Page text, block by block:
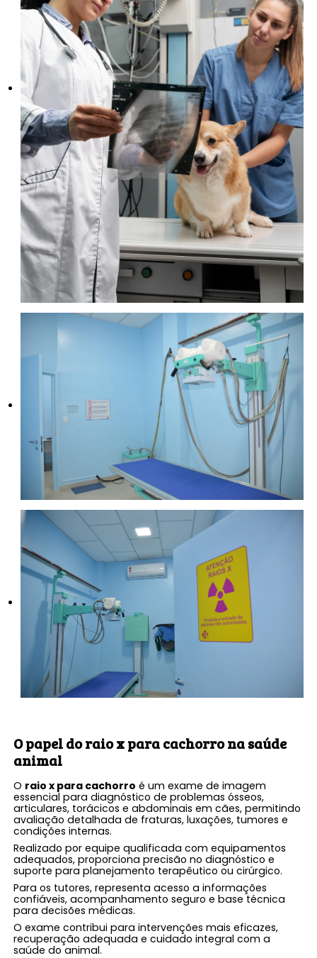
O papel doraio x para cachorrona saúde
animal
O raio x para cachorro é um exame de imagem
essencial para diagnóstico de problemas ósseos,
articulares, torácicos e abdominais em cães, permitindo
avaliação detalhada de fraturas, luxações, tumores e
condições internas.
Realizado por equipe qualificada com equipamentos
adequados, proporciona precisão no diagnóstico e
suporte para planejamento terapêutico ou cirúrgico.
Para os tutores, representa acesso a informações
confiáveis, acompanhamento seguro e base técnica
para decisões médicas.
O exame contribui para intervenções mais eficazes,
recuperação adequada e cuidado integral com a
saúde do animal.